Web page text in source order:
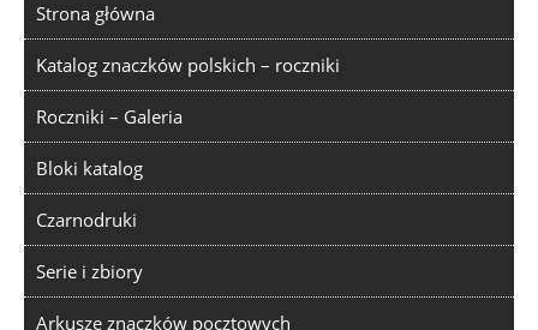
Strona główna
Katalog znaczków polskich – roczniki
Roczniki – Galeria
Bloki katalog
Czarnodruki
Serie i zbiory
Arkusze znaczków pocztowych